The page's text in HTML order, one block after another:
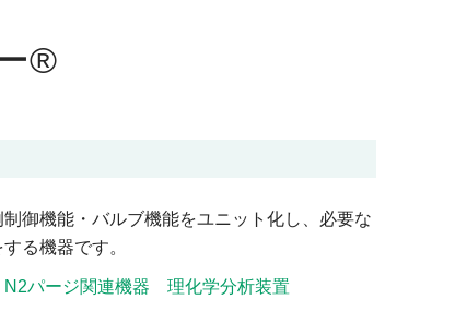
®
御機能・バルブ機能をユニット化し、必要な
る機器です。
N2パージ関連機器 理化学分析装置